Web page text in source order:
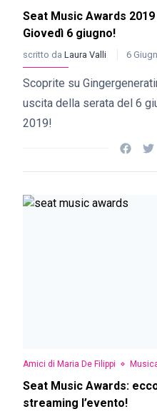
Seat Music Awards
Giovedì 6 giugno!
scritto da Laura Valli 6
Scoprite su
uscita della serata del 6
2019!
Amici di Maria De Filippi
Seat Music Awards:
streaming l’evento!